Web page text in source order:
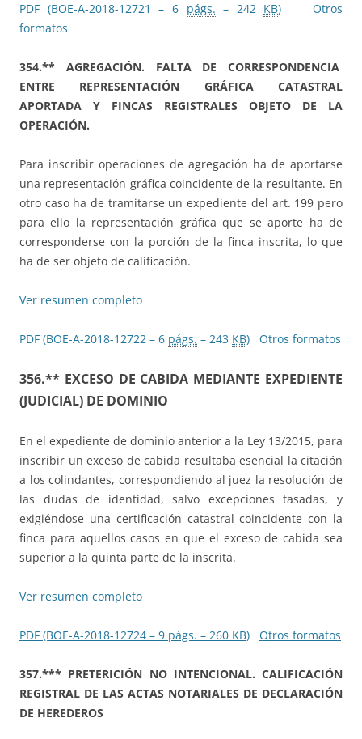
PDF (BOE-A-2018-12721 – 6 págs. – 242 KB)
Otros
formatos
354.** AGREGACIÓN. FALTA DE CORRESPONDENCIA
ENTRE REPRESENTACIÓN GRÁFICA CATASTRAL
APORTADA Y FINCAS REGISTRALES OBJETO DE LA
OPERACIÓN.
Para inscribir operaciones de agregación ha de aportarse
una representación gráfica coincidente de la resultante. En
otro caso ha de tramitarse un expediente del art. 199 pero
para ello la representación gráfica que se aporte ha de
corresponderse con la porción de la finca inscrita, lo que
ha de ser objeto de calificación.
Ver resumen completo
PDF (BOE-A-2018-12722 – 6 págs. – 243 KB) Otros formatos
356.** EXCESO DE CABIDA MEDIANTE EXPEDIENTE
(JUDICIAL) DE DOMINIO
En el expediente de dominio anterior a la Ley 13/2015, para
inscribir un exceso de cabida resultaba esencial la citación
a los colindantes, correspondiendo al juez la resolución de
las dudas de identidad, salvo excepciones tasadas, y
exigiéndose una certificación catastral coincidente con la
finca para aquellos casos en que el exceso de cabida sea
superior a la quinta parte de la inscrita.
Ver resumen completo
PDF (BOE-A-2018-12724 – 9 págs. – 260 KB) Otros formatos
357.*** PRETERICIÓN NO INTENCIONAL. CALIFICACIÓN
REGISTRAL DE LAS ACTAS NOTARIALES DE DECLARACIÓN
DE HEREDEROS